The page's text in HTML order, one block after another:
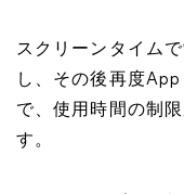
スクリーンタイム
し、その後再度
で、使用時間の制
す。